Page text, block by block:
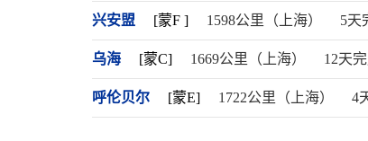
兴安盟 [蒙F ] 1598公里（上海） 5天
乌海 [蒙C] 1669公里（上海） 12天
呼伦贝尔 [蒙E] 1722公里（上海） 4